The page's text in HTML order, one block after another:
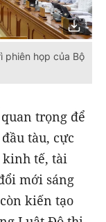
phiên họp của Bộ
trọng để
tàu, cực
tế, tài
mới sáng
kiến tạo